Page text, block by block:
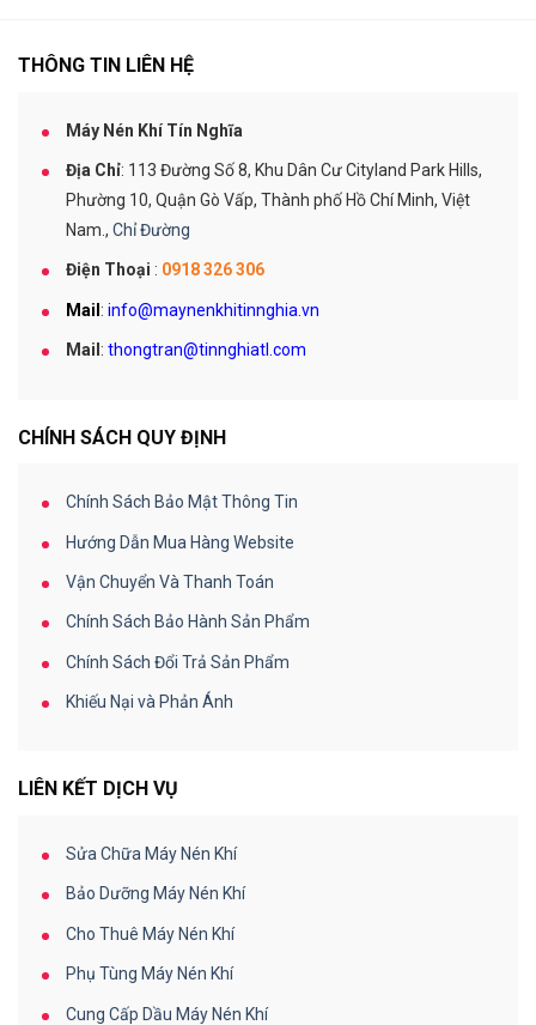
THÔNG TIN LIÊN HỆ
Máy Nén Khí Tín Nghĩa
Địa Chỉ: 113 Đường Số 8, Khu Dân Cư Cityland Park Hills,
Phường 10, Quận Gò Vấp, Thành phố Hồ Chí Minh, Việt
Nam., Chỉ Đường
Điện Thoại : 0918 326 306
Mail : info@maynenkhitinnghia.vn
Mail : thongtran@tinnghiatl.com
CHÍNH SÁCH QUY ĐỊNH
Chính Sách Bảo Mật Thông Tin
Hướng Dẫn Mua Hàng Website
Vận Chuyển Và Thanh Toán
Chính Sách Bảo Hành Sản Phẩm
Chính Sách Đổi Trả Sản Phẩm
Khiếu Nại và Phản Ánh
LIÊN KẾT DỊCH VỤ
Sửa Chữa Máy Nén Khí
Bảo Dưỡng Máy Nén Khí
Cho Thuê Máy Nén Khí
Phụ Tùng Máy Nén Khí
Cung Cấp Dầu Máy Nén Khí